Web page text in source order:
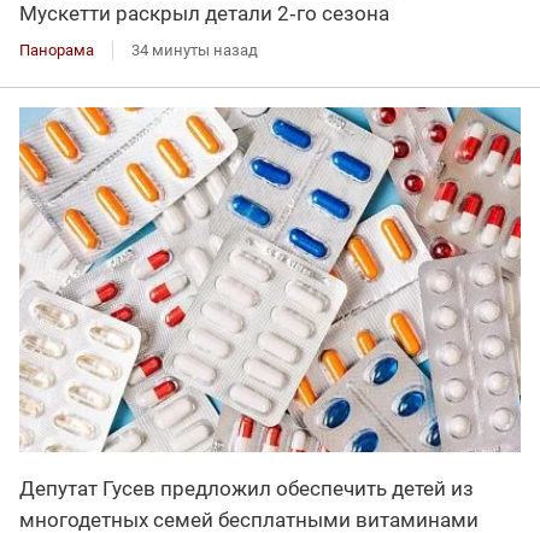
Мускетти раскрыл детали 2‑го сезона
Панорама 34 минуты назад
Депутат Гусев предложил обеспечить детей из
многодетных семей бесплатными витаминами